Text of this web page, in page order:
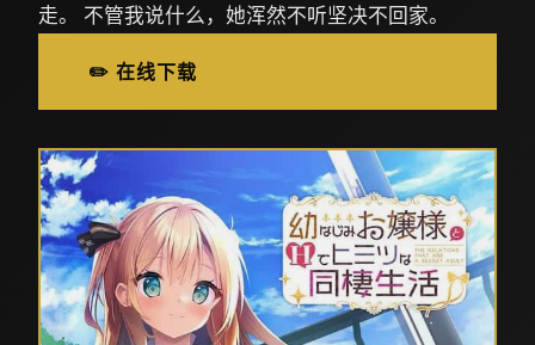
走。 不管我说什么，她浑然不听坚决不回家。
✏️ 在线下载